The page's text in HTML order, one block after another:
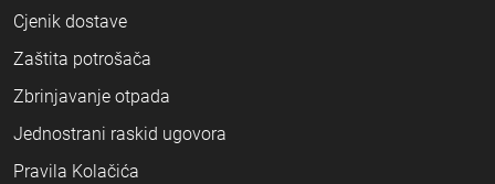
Cjenik dostave
Zaštita potrošača
Zbrinjavanje otpada
Jednostrani raskid ugovora
Pravila Kolačića